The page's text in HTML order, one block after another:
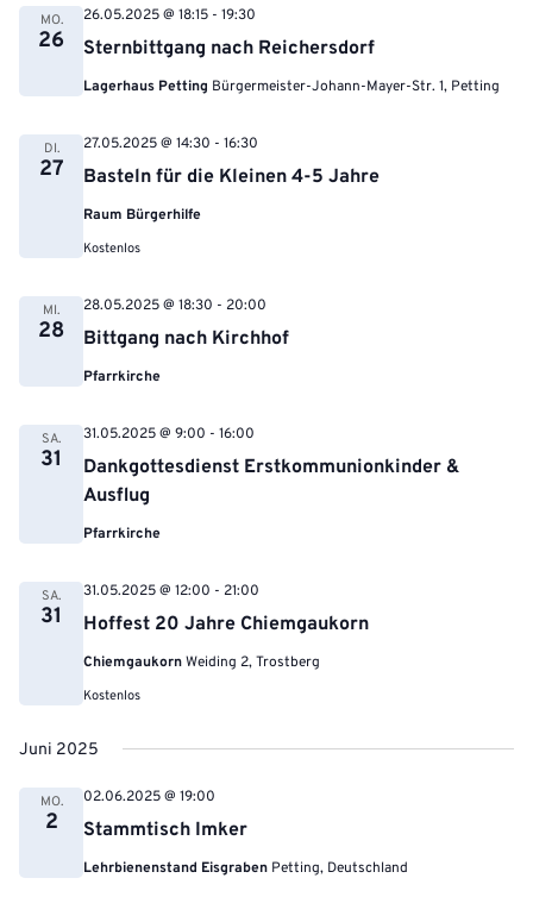
MO.
26 Sternbittgang nach Reichersdorf
26.05.2025 @ 18:15 - 19:30
Lagerhaus Petting Bürgermeister-Johann-Mayer-Str. 1, Petting
DI.
27 Basteln für die Kleinen 4-5 Jahre
27.05.2025 @ 14:30 - 16:30
Raum Bürgerhilfe
Kostenlos
MI.
28 Bittgang nach Kirchhof
28.05.2025 @ 18:30 - 20:00
Pfarrkirche
SA.
31
Dankgottesdienst Erstkommunionkinder &
Ausflug
31.05.2025 @ 9:00 - 16:00
Pfarrkirche
SA.
31 Hoffest 20 Jahre Chiemgaukorn
31.05.2025 @ 12:00 - 21:00
ChiemgaukornWeiding 2, Trostberg
Kostenlos
Juni 2025
MO.
2 Stammtisch Imker
02.06.2025 @ 19:00
Lehrbienenstand Eisgraben Petting, Deutschland